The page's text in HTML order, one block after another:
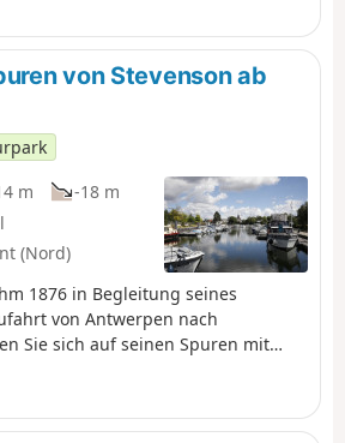
von Stevenson ab
m
-18 m
(Nord)
1876 in Begleitung seines
von Antwerpen nach
Sie sich auf seinen Spuren mit